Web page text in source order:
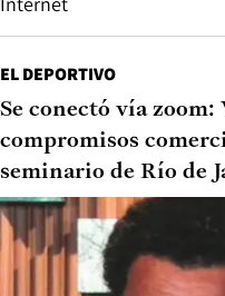
EL DEPORTIVO
Se conectó vía
compromisos
seminario de Río de